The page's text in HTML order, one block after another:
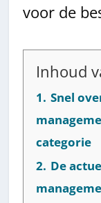
voor de
Inhoud
1. Snel
categorie
2. De